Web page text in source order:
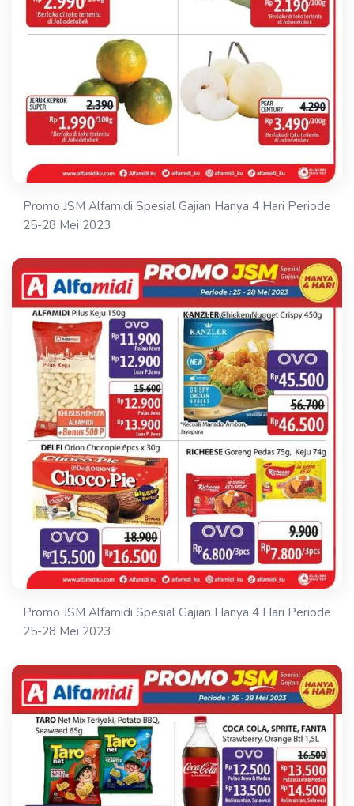
Promo JSM Alfamidi Spesial Gajian Hanya 4 Hari Periode
25-28 Mei 2023
Promo JSM Alfamidi Spesial Gajian Hanya 4 Hari Periode
25-28 Mei 2023